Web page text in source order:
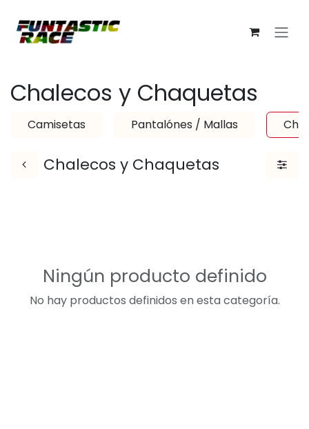
Chalecos y Chaquetas
Camisetas Pantalónes / Mallas
Chalecos y Chaquetas
Ningún producto definido
No hay productos definidos en esta categoría.